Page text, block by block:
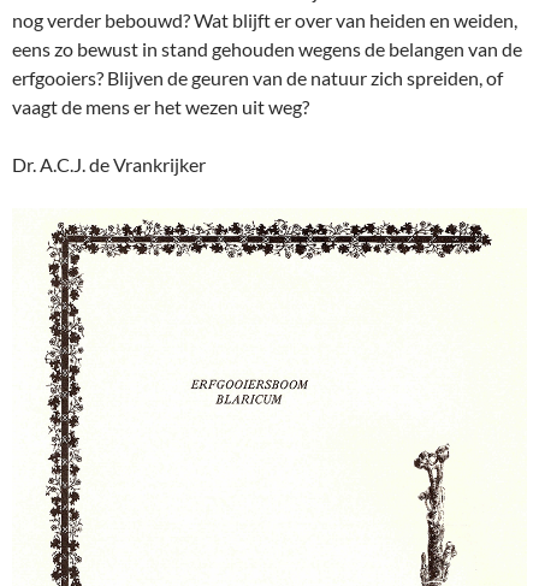
nog verder bebouwd? Wat blijft er over van heiden en weiden,
eens zo bewust in stand gehouden wegens de belangen van de
erfgooiers? Blijven de geuren van de natuur zich spreiden, of
vaagt de mens er het wezen uit weg?
Dr. A.C.J. de Vrankrijker